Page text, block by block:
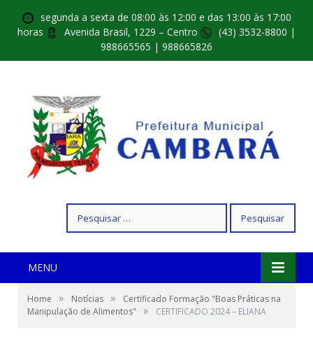
segunda a sexta de 08:00 às 12:00 e das 13:00 às 17:00
horas
Avenida Brasil, 1229 – Centro
(43) 3532-8800 |
988665565 | 988665826
por:
MENU
Home » Notícias »
Certificado Formação "Boas Práticas na
Manipulação de Alimentos"
» CERTIFICADO 2024 – ELIANA